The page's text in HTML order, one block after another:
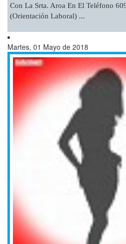
Con La Srta. Aroa En El Teléfono
(orientación Laboral) ...
Martes, 01 Mayo de 2018